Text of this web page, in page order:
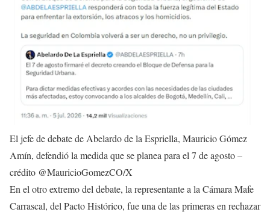
El jefe de debate de Abelardo de la Espriella, Mauricio Gómez
Amín, defendió la medida que se planea para el 7 de agosto –
crédito @MauricioGomezCO/X
En el otro extremo del debate, la representante a la Cámara Mafe
Carrascal, del Pacto Histórico, fue una de las primeras en rechazar